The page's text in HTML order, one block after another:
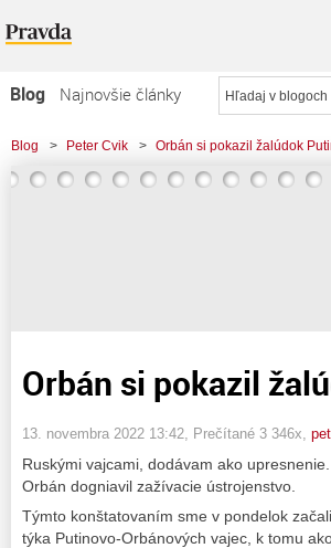
Blog
Najnovšie články
Najčítanejšie články
Najkomentovanejšie články
Blog > Peter Cvik > Orbán si pokazil žalúdok
Orbán si pokazil
13. novembra 2022 13:42 , Prečítané 3 346x,
Ruskými vajcami, dodávam ako
Orbán dogniavil zažívacie ústrojenstvo.
Týmto konštatovaním sme v pondelok
týka Putinovo-Orbánových vajec, k tomu